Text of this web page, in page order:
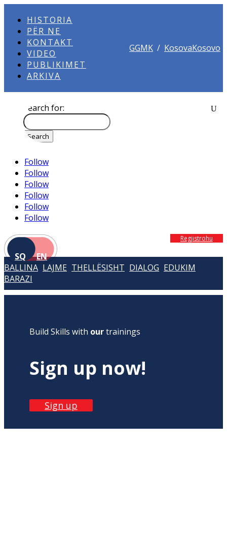
HISTORIA
PËR NE
KONTAKT
VIDEO
PUBLIKIMET
ARKIVA
GGMK / KosovaKosovo
Search for:
Follow
Follow
Follow
Follow
Follow
Follow
SQ EN
Regjistrohu
BALLINA LAJME THELLËSISHT DIALOG EDUKIM
BARAZI
Build Skills with ourtrainings
Sign up now!
Sign up